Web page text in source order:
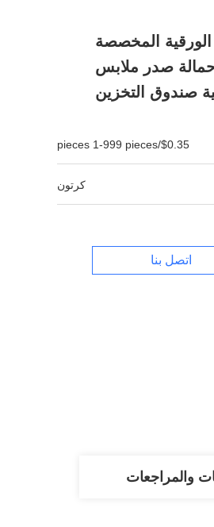
المخصصة
حمالة صدر ملابس
صندوق التخزين
$0.35/pieces 1-999 pieces
كرتون
اتصل بنا
والمراجعات